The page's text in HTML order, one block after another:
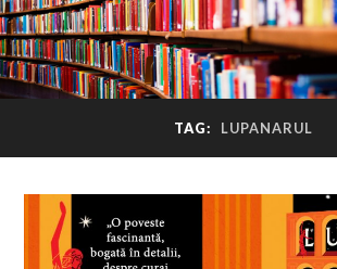
TAG: LUPANARUL